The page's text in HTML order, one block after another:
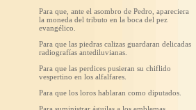
Para que, ante el asombro de Pedro, apareciera
la moneda del tributo en la boca del pez
evangélico.
Para que las piedras calizas guardaran delicadas
radiografías antediluvianas.
Para que las perdices pusieran su chiflido
vespertino en los alfalfares.
Para que los loros hablaran como diputados.